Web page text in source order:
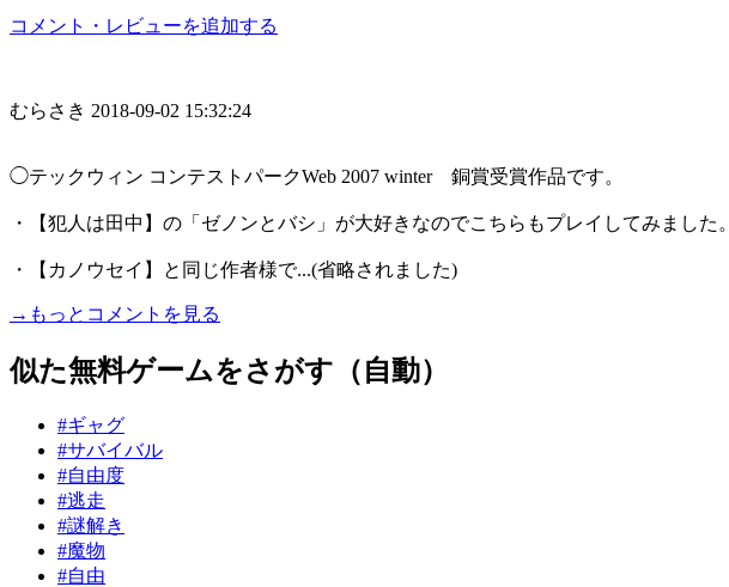
コメント・レビューを追加する
むらさき 2018-09-02 15:32:24
◯テックウィン コンテストパークWeb 2007 winter 銅賞受賞作品です。
・【犯人は田中】の「ゼノンとバシ」が大好きなのでこちらもプレイしてみました。
・【カノウセイ】と同じ作者様で...(省略されました)
→もっとコメントを見る
似た無料ゲームをさがす（自動）
#ギャグ
#サバイバル
#自由度
#逃走
#謎解き
#魔物
#自由